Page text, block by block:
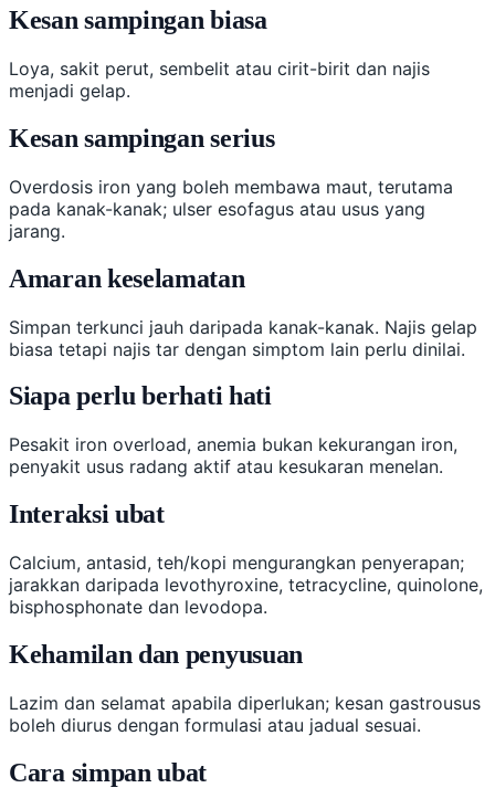
Kesan sampingan biasa
Loya, sakit perut, sembelit atau cirit-birit dan najis
menjadi gelap.
Kesan sampingan serius
Overdosis iron yang boleh membawa maut, terutama
pada kanak-kanak; ulser esofagus atau usus yang
jarang.
Amaran keselamatan
Simpan terkunci jauh daripada kanak-kanak. Najis gelap
biasa tetapi najis tar dengan simptom lain perlu dinilai.
Siapa perlu berhati hati
Pesakit iron overload, anemia bukan kekurangan iron,
penyakit usus radang aktif atau kesukaran menelan.
Interaksi ubat
Calcium, antasid, teh/kopi mengurangkan penyerapan;
jarakkan daripada levothyroxine, tetracycline, quinolone,
bisphosphonate dan levodopa.
Kehamilan dan penyusuan
Lazim dan selamat apabila diperlukan; kesan gastrousus
boleh diurus dengan formulasi atau jadual sesuai.
Cara simpan ubat